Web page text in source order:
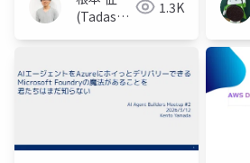
(Tadashi
1.3K